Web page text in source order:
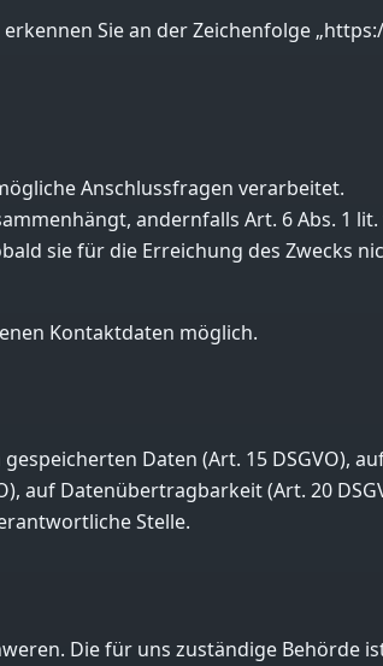
Sie an der Zeichenfolge
Anschlussfragen verarbeitet.
andernfalls Art. 6 Abs. 1 lit.
sie für die Erreichung des Zwecks
Kontaktdaten möglich.
Daten (Art. 15 DSGVO),
auf Datenübertragbarkeit (Art. 20
Stelle.
Die für uns zuständige Behörde